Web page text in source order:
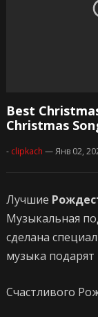
Best
Christmas
- clipkach — Янв 02,
Лучшие
Музыкальная
сделана
музыка
Счастливого